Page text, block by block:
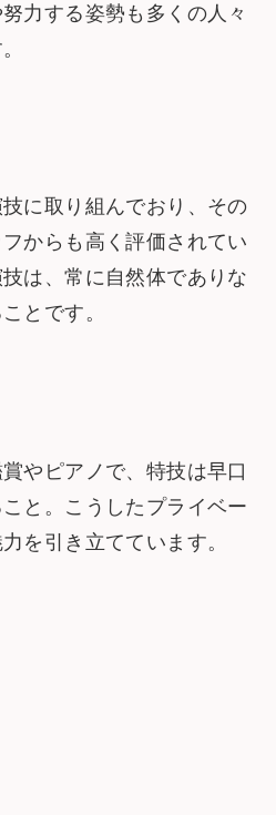
力する姿勢も多くの人々
に取り組んでおり、その
からも高く評価されてい
は、常に自然体でありな
とです。
やピアノで、特技は早口
と。こうしたプライベー
を引き立てています。